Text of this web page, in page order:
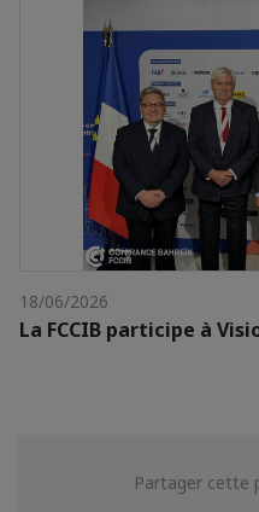
18/06/2026
La FCCIB participe à
Partager cette